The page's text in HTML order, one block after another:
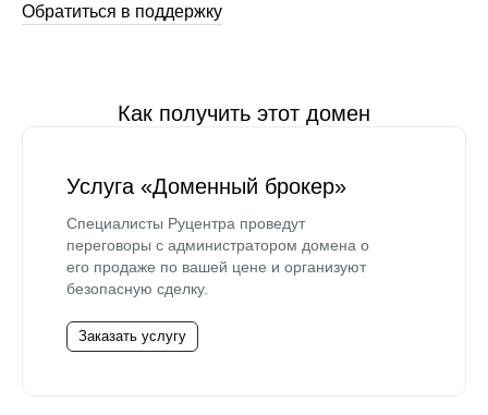
Обратиться в поддержку
Как получить этот домен
Услуга «Доменный брокер»
Специалисты Руцентра проведут
переговоры с администратором домена о
его продаже по вашей цене и организуют
безопасную сделку.
Заказать услугу